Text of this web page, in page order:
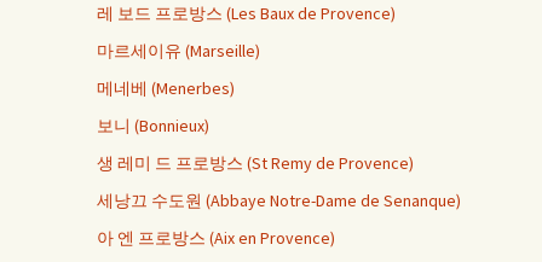
레 보드 프로방스 (Les Baux de Provence)
마르세이유 (Marseille)
메네베 (Menerbes)
보니 (Bonnieux)
생 레미 드 프로방스 (St Remy de Provence)
세낭끄 수도원 (Abbaye Notre-Dame de Senanque)
아 엔 프로방스 (Aix en Provence)